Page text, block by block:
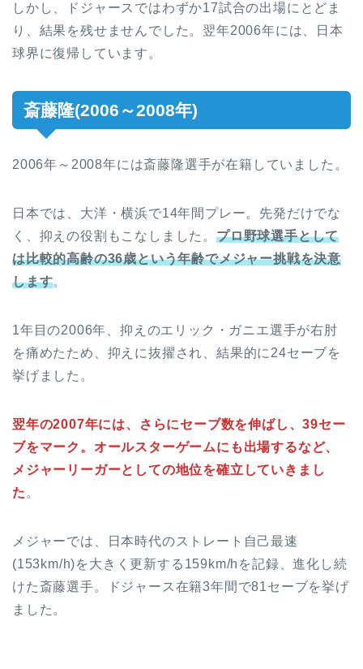
しかし、ドジャースではわずか17試合の出場にとどま
り、結果を残せませんでした。翌年2006年には、日本
球界に復帰しています。
斎藤隆(2006～2008年)
2006年～2008年には斎藤隆選手が在籍していました。
日本では、大洋・横浜で14年間プレー。先発だけでな
く、抑えの役割もこなしました。 プロ野球選手として
は比較的高齢の36歳という年齢でメジャー挑戦を決意
します。
1年目の2006年、抑えのエリック・ガニエ選手が右肘
を痛めたため、抑えに抜擢され、結果的に24セーブを
挙げました。
翌年の2007年には、さらにセーブ数を伸ばし、39セー
ブをマーク。オールスターゲームにも出場するなど、
メジャーリーガーとしての地位を確立していきまし
た 。
メジャーでは、日本時代のストレート自己最速
(153km/h)を大きく更新する159km/hを記録、進化し続
けた斎藤選手。ドジャース在籍3年間で81セーブを挙げ
ました。